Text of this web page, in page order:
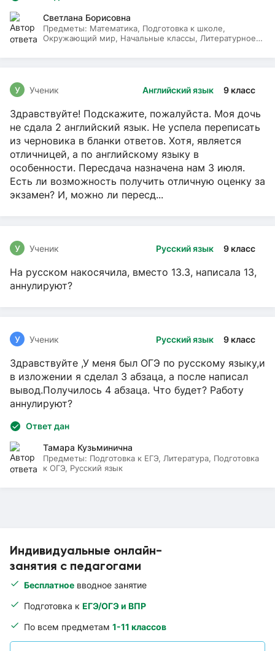
Индивидуальные онлайн-
занятия с педагогами
Бесплатное вводное занятие
Подготовка к ЕГЭ/ОГЭ и ВПР
По всем предметам 1-11 классов
Светлана Борисовна
Предметы: Математика, Подготовка к школе,
Окружающий мир, Начальные классы, Литературное
Английский язык 9 класс
У Ученик
Здравствуйте! Подскажите, пожалуйста. Моя дочь
не сдала 2 английский язык. Не успела переписать
из черновика в бланки ответов. Хотя, является
отличницей, а по английскому языку в
особенности. Пересдача назначена нам 3 июля.
Есть ли возможность получить отличную оценку за
экзамен? И, можно ли пересд...
Русский язык 9 класс
У Ученик
На русском накосячила, вместо 13.3, написала 13,
аннулируют?
Русский язык 9 класс
У Ученик
Здравствуйте ,У меня был ОГЭ по русскому языку,и
в изложении я сделал 3 абзаца, а после написал
вывод.Получилось 4 абзаца. Что будет? Работу
аннулируют?
Ответ дан
Тамара Кузьминична
Предметы: Подготовка к ЕГЭ, Литература, Подготовка
к ОГЭ, Русский язык